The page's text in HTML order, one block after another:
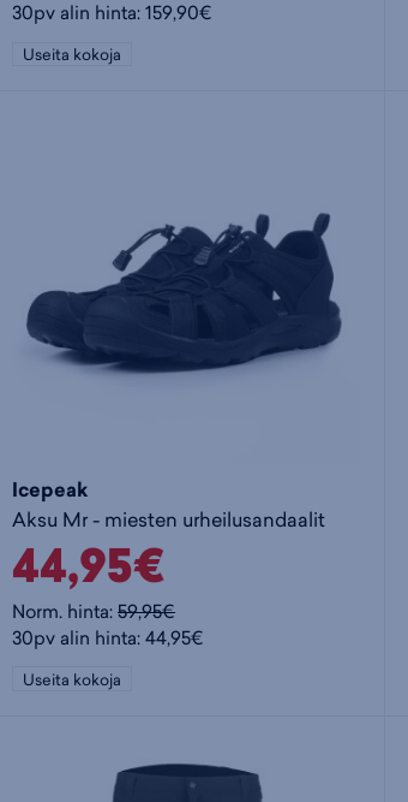
30pv alin hinta: 159,90€
Useita kokoja
Icepeak
Aksu Mr - miesten urheilusandaalit
44,95€
Norm. hinta:59,95€
30pv alin hinta: 44,95€
Useita kokoja